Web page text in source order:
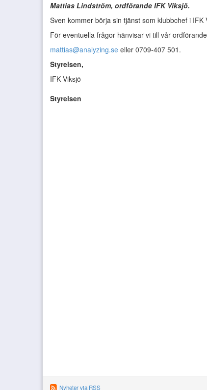
Mattias Lindström, ordförande IFK Viksjö.
Sven kommer börja sin tjänst som klubbchef i IFK
För eventuella frågor hänvisar vi till vår
mattias@analyzing.se eller 0709-407 501.
Styrelsen,
IFK Viksjö
Styrelsen
Nyheter via RSS